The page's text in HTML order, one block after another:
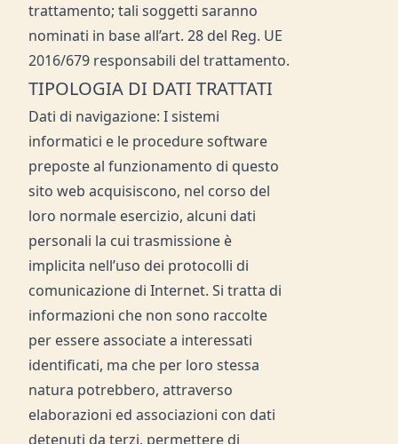
trattamento; tali soggetti saranno
nominati in base all’art. 28 del Reg. UE
2016/679 responsabili del trattamento.
TIPOLOGIA DI DATI TRATTATI
Dati di navigazione: I sistemi
informatici e le procedure software
preposte al funzionamento di questo
sito web acquisiscono, nel corso del
loro normale esercizio, alcuni dati
personali la cui trasmissione è
implicita nell’uso dei protocolli di
comunicazione di Internet. Si tratta di
informazioni che non sono raccolte
per essere associate a interessati
identificati, ma che per loro stessa
natura potrebbero, attraverso
elaborazioni ed associazioni con dati
detenuti da terzi, permettere di